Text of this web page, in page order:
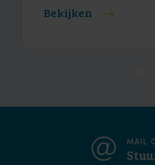
Bekijken
MAIL